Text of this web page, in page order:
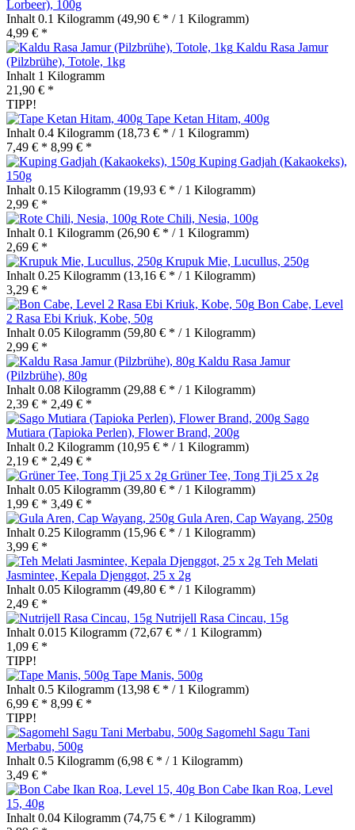
Lorbeer), 100g
Inhalt 0.1 Kilogramm (49,90 € * / 1 Kilogramm)
4,99 € *
Kaldu Rasa Jamur
(Pilzbrühe), Totole, 1kg
Inhalt 1 Kilogramm
21,90 € *
TIPP!
Tape Ketan Hitam, 400g
Inhalt 0.4 Kilogramm (18,73 € * / 1 Kilogramm)
7,49 € * 8,99 € *
Kuping Gadjah (Kakaokeks),
150g
Inhalt 0.15 Kilogramm (19,93 € * / 1 Kilogramm)
2,99 € *
Rote Chili, Nesia, 100g
Inhalt 0.1 Kilogramm (26,90 € * / 1 Kilogramm)
2,69 € *
Krupuk Mie, Lucullus, 250g
Inhalt 0.25 Kilogramm (13,16 € * / 1 Kilogramm)
3,29 € *
Bon Cabe, Level
2 Rasa Ebi Kriuk, Kobe, 50g
Inhalt 0.05 Kilogramm (59,80 € * / 1 Kilogramm)
2,99 € *
Kaldu Rasa Jamur
(Pilzbrühe), 80g
Inhalt 0.08 Kilogramm (29,88 € * / 1 Kilogramm)
2,39 € * 2,49 € *
Sago
Mutiara (Tapioka Perlen), Flower Brand, 200g
Inhalt 0.2 Kilogramm (10,95 € * / 1 Kilogramm)
2,19 € * 2,49 € *
Grüner Tee, Tong Tji 25 x 2g
Inhalt 0.05 Kilogramm (39,80 € * / 1 Kilogramm)
1,99 € * 3,49 € *
Gula Aren, Cap Wayang, 250g
Inhalt 0.25 Kilogramm (15,96 € * / 1 Kilogramm)
3,99 € *
Teh Melati
Jasmintee, Kepala Djenggot, 25 x 2g
Inhalt 0.05 Kilogramm (49,80 € * / 1 Kilogramm)
2,49 € *
Nutrijell Rasa Cincau, 15g
Inhalt 0.015 Kilogramm (72,67 € * / 1 Kilogramm)
1,09 € *
TIPP!
Tape Manis, 500g
Inhalt 0.5 Kilogramm (13,98 € * / 1 Kilogramm)
6,99 € * 8,99 € *
TIPP!
Sagomehl Sagu Tani
Merbabu, 500g
Inhalt 0.5 Kilogramm (6,98 € * / 1 Kilogramm)
3,49 € *
Bon Cabe Ikan Roa, Level
15, 40g
Inhalt 0.04 Kilogramm (74,75 € * / 1 Kilogramm)